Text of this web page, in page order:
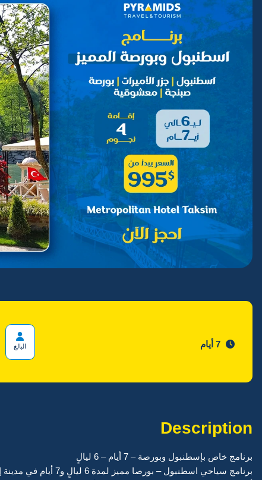
7 أيام البالغ
Description
برنامج خاص بإسطنبول وبورصة – 7 أيام – 6 ليالٍ